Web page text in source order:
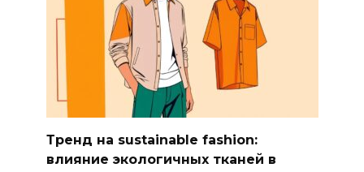
Тренд на sustainable fashion:
влияние экологичных тканей в